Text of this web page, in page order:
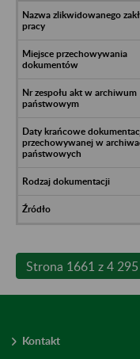
Strona 1661 z 4 295
Kontakt